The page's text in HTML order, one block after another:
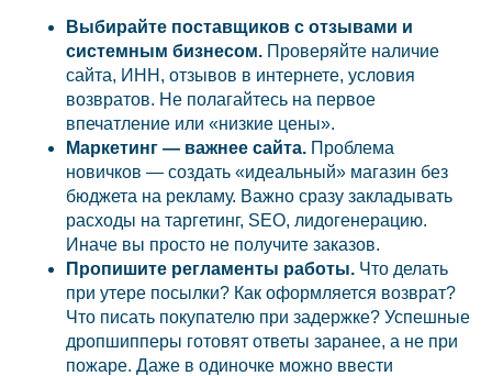
Выбирайте поставщиков с отзывами и
системным бизнесом. Проверяйте наличие
сайта, ИНН, отзывов в интернете, условия
возвратов. Не полагайтесь на первое
впечатление или «низкие цены».
Маркетинг — важнее сайта. Проблема
новичков — создать «идеальный» магазин без
бюджета на рекламу. Важно сразу закладывать
расходы на таргетинг, SEO, лидогенерацию.
Иначе вы просто не получите заказов.
Пропишите регламенты работы. Что делать
при утере посылки? Как оформляется возврат?
Что писать покупателю при задержке? Успешные
дропшипперы готовят ответы заранее, а не при
пожаре. Даже в одиночке можно ввести